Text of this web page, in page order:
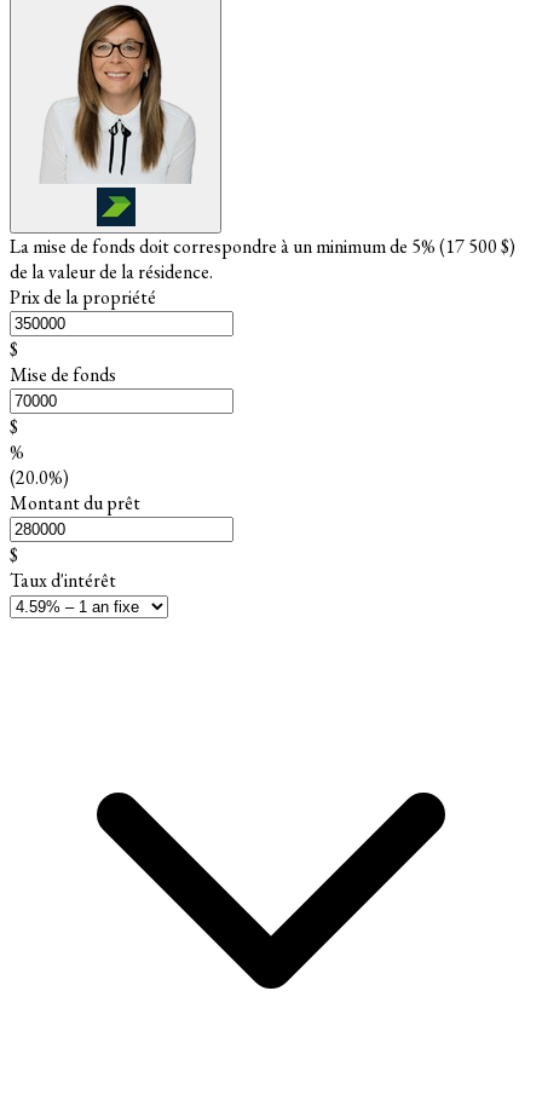
La mise de fonds doit correspondre à un minimum de 5% (17 500 $)
de la valeur de la résidence.
Prix de la propriété
$
Mise de fonds
$
%
(20.0%)
Montant du prêt
$
Taux d'intérêt